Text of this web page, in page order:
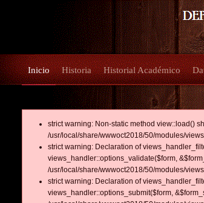
Inicio Historia Historial Académico
strict warning: Non-static method view::load()
/usr/local/share/wwwoct2018/50/modules/
strict warning: Declaration of
views_handler::options_validate($form,
/usr/local/share/wwwoct2018/50/modules/
strict warning: Declaration of
views_handler::options_submit($form,